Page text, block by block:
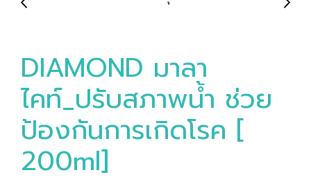
DIAMOND มาลา
ไคท์_ปรับสภาพน้ำ ช่วย
ป้องกันการเกิดโรค [
200ml]